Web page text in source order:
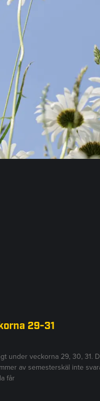
29-31
under veckorna 29, 30, 31.
av semesterskäl inte
får